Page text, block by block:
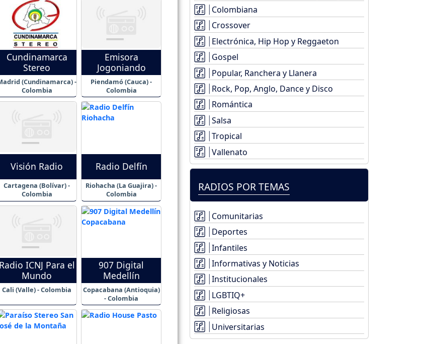
Cundinamarca
Stereo
(Cundinamarca) -
Colombia
Emisora
Jogoniando
Piendamó (Cauca) -
Colombia
Visión Radio
Cartagena (Bolívar) -
Colombia
Radio Delfín
Riohacha (La Guajira) -
Colombia
Radio ICNJ Para el
Mundo
Cali (Valle) - Colombia
907 Digital
Medellín
Copacabana (Antioquia)
- Colombia
Colombiana
Crossover
Electrónica, Hip Hop y Reggaeton
Gospel
Popular, Ranchera y Llanera
Rock, Pop, Anglo, Dance y Disco
Romántica
Salsa
Tropical
Vallenato
RADIOS POR TEMAS
Comunitarias
Deportes
Infantiles
Informativas y Noticias
Institucionales
LGBTIQ+
Religiosas
Universitarias